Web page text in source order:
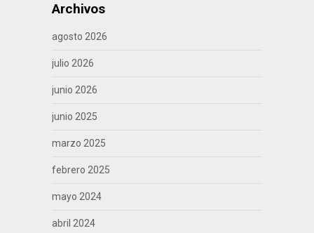
Archivos
agosto 2026
julio 2026
junio 2026
junio 2025
marzo 2025
febrero 2025
mayo 2024
abril 2024